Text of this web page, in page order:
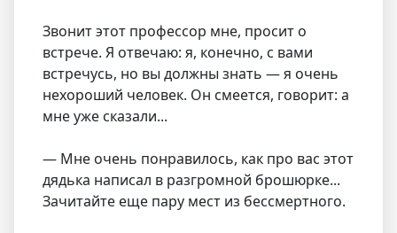
Звонит этот профессор мне, просит о
встрече. Я отвечаю: я, конечно, с вами
встречусь, но вы должны знать — я очень
нехороший человек. Он смеется, говорит: а
мне уже сказали...
— Мне очень понравилось, как про вас этот
дядька написал в разгромной брошюрке...
Зачитайте еще пару мест из бессмертного.